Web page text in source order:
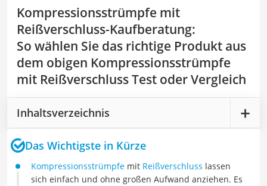
Kompressionsstrümpfe mit
Reißverschluss-Kaufberatung:
So wählen Sie das richtige Produkt aus
dem obigen Kompressionsstrümpfe
mit Reißverschluss Test oder Vergleich
Inhaltsverzeichnis
Das Wichtigste in Kürze
Kompressionsstrümpfe mit Reißverschluss lassen
sich einfach und ohne großen Aufwand anziehen. Es